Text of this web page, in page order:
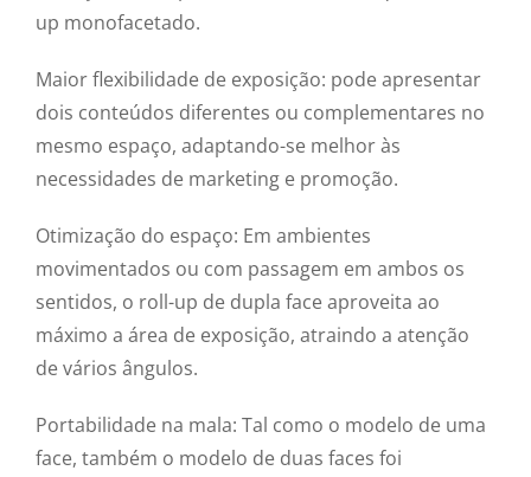
up monofacetado.
Maior flexibilidade de exposição: pode apresentar
dois conteúdos diferentes ou complementares no
mesmo espaço, adaptando-se melhor às
necessidades de marketing e promoção.
Otimização do espaço: Em ambientes
movimentados ou com passagem em ambos os
sentidos, o roll-up de dupla face aproveita ao
máximo a área de exposição, atraindo a atenção
de vários ângulos.
Portabilidade na mala: Tal como o modelo de uma
face, também o modelo de duas faces foi